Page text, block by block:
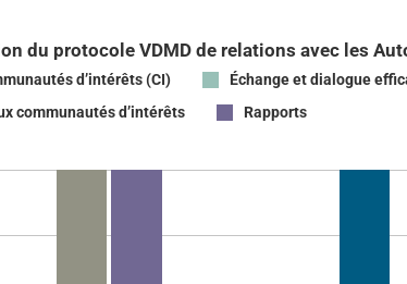
du protocole VDMD de relations avec les
d’intérêts (CI)
Échange et dialogue
communautés d’intérêts
Rapports